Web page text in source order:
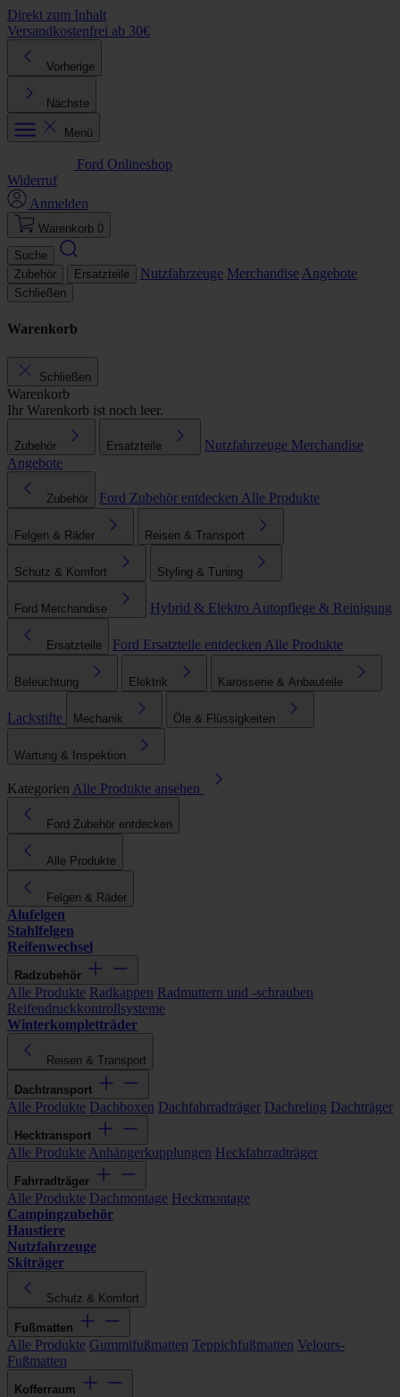
Direkt zum Inhalt
Versandkostenfrei ab 30€
Vorherige
Nächste
Menü
Ford Onlineshop
Widerruf
Anmelden
Warenkorb 0
Suche
Zubehör
Ersatzteile Nutzfahrzeuge Merchandise Angebote
Schließen
Warenkorb
Schließen
Warenkorb
Ihr Warenkorb ist noch leer.
Zubehör Ersatzteile Nutzfahrzeuge Merchandise
Angebote
Zubehör Ford Zubehör entdecken Alle Produkte
Felgen & Räder Reisen & Transport
Schutz & Komfort Styling & Tuning
Ford Merchandise Hybrid & Elektro Autopflege & Reinigung
Ersatzteile Ford Ersatzteile entdecken Alle Produkte
Beleuchtung Elektrik Karosserie & Anbauteile
Lackstifte Mechanik Öle & Flüssigkeiten
Wartung & Inspektion
Kategorien Alle Produkte ansehen
Ford Zubehör entdecken
Alle Produkte
Felgen & Räder
Alufelgen
Stahlfelgen
Reifenwechsel
Radzubehör
Alle Produkte Radkappen Radmuttern und -schrauben
Reifendruckkontrollsysteme
Winterkompletträder
Reisen & Transport
Dachtransport
Alle Produkte Dachboxen Dachfahrradträger Dachreling Dachträger
Hecktransport
Alle Produkte Anhängerkupplungen Heckfahrradträger
Fahrradträger
Alle Produkte Dachmontage Heckmontage
Campingzubehör
Haustiere
Nutzfahrzeuge
Skiträger
Schutz & Komfort
Fußmatten
Alle Produkte Gummifußmatten Teppichfußmatten Velours-
Fußmatten
Kofferraum